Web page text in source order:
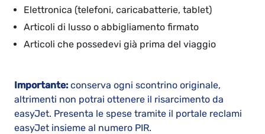
Elettronica (telefoni, caricabatterie, tablet)
Articoli di lusso o abbigliamento firmato
Articoli che possedevi già prima del viaggio
Importante: conserva ogni scontrino originale,
altrimenti non potrai ottenere il risarcimento da
easyJet. Presenta le spese tramite il portale reclami
easyJet insieme al numero PIR.